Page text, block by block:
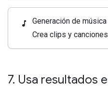
music_note
Generación de música
Crea clips y
7. Usa resultados